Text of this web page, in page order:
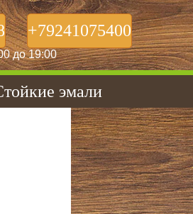
+79241075400
до 19:00
эмали